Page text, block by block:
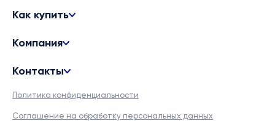
Как купить
Компания
Контакты
Политика конфиденциальности
Соглашение на обработку персональных данных